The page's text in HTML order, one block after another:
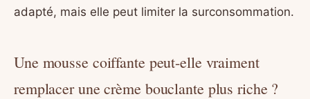
adapté, mais elle peut limiter la surconsommation.
Une mousse coiffante peut-elle vraiment
remplacer une crème bouclante plus riche ?